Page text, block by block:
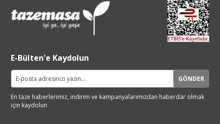
E-Bülten'e Kaydolun
GÖNDER
En taze haberlerimiz, indirim ve kampanyalarımızdan haberdar olmak
için kaydolun